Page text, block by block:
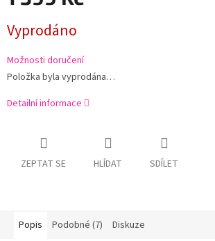
cena:
Vyprodáno
Možnosti doručení
Položka byla vyprodána…
Detailní informace
ZEPTAT SE HLÍDAT SDÍLET
Popis Podobné (7) Diskuze